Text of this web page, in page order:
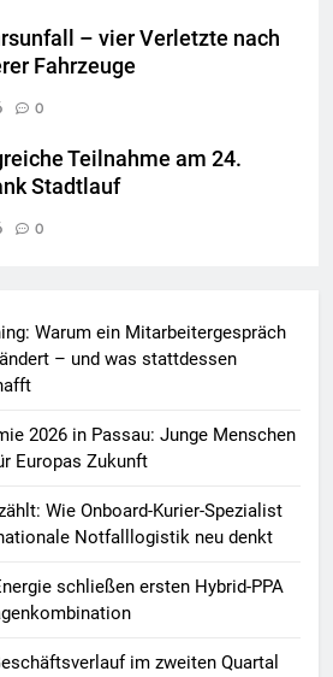
– vier Verletzte nach
Fahrzeuge
0
Teilnahme am 24.
Stadtlauf
0
Warum ein Mitarbeitergespräch
– und was stattdessen
2026 in Passau: Junge Menschen
Europas Zukunft
Wie Onboard-Kurier-Spezialist
Notfalllogistik neu denkt
schließen ersten Hybrid-PPA
im zweiten Quartal